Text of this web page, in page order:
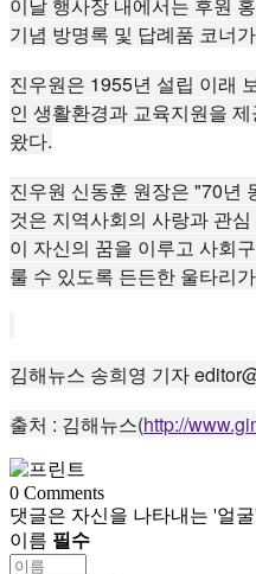
이날 행사장 내에서는 후원
기념 방명록 및 답례품 코너
진우원은 1955년 설립 이래
인 생활환경과 교육지원을
왔다.
진우원 신동훈 원장은 "70년
것은 지역사회의 사랑과 관
이 자신의 꿈을 이루고 사회
룰 수 있도록 든든한 울타리
김해뉴스 송희영 기자
출처 : 김해뉴스(http://
0 Comments
댓글은 자신을 나타내는 '얼
이름 필수